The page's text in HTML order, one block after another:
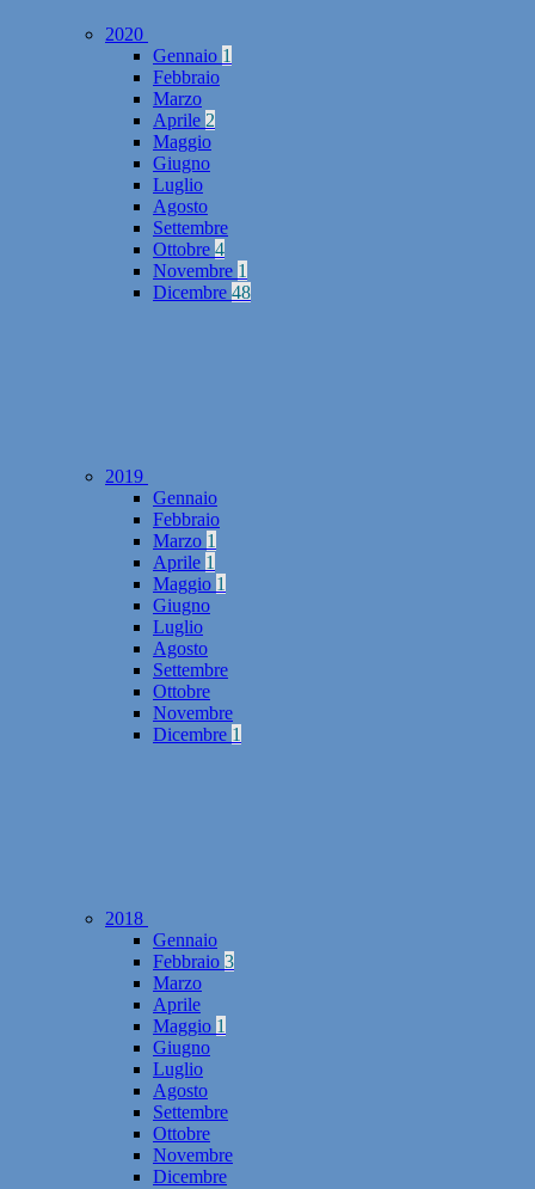
2020
Gennaio 1
Febbraio
Marzo
Aprile 2
Maggio
Giugno
Luglio
Agosto
Settembre
Ottobre 4
Novembre 1
Dicembre 48
2019
Gennaio
Febbraio
Marzo 1
Aprile 1
Maggio 1
Giugno
Luglio
Agosto
Settembre
Ottobre
Novembre
Dicembre 1
2018
Gennaio
Febbraio 3
Marzo
Aprile
Maggio 1
Giugno
Luglio
Agosto
Settembre
Ottobre
Novembre
Dicembre